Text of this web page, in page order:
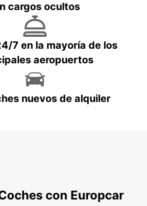
cargos ocultos
7 en la mayoría de los
aeropuertos
nuevos de alquiler
con Europcar